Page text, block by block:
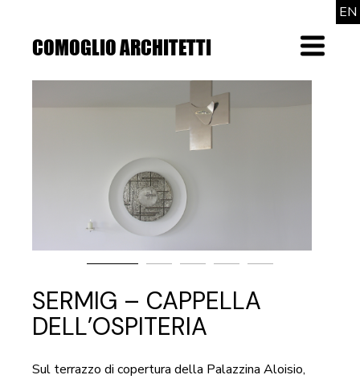
EN
contentCOMOGLIO ARCHITETTI Menu
SERMIG – CAPPELLA
DELL’OSPITERIA
Sul terrazzo di copertura della Palazzina Aloisio,